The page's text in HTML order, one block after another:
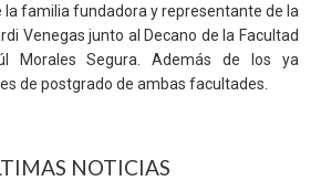
la familia fundadora y representante de la
Venegas junto al Decano de la Facultad
Morales Segura. Además de los ya
de postgrado de ambas facultades.
NOTICIAS